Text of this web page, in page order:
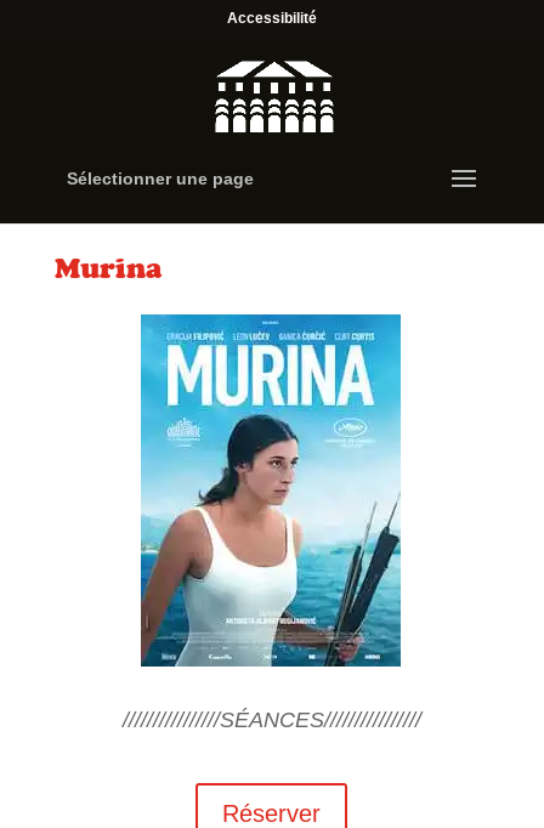
Accessibilité
Sélectionner une page
Murina
////////////////SÉANCES////////////////
Réserver